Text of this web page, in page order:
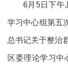
6月5日下午
学习中心组第五
总书记关于整治
区委理论学习中